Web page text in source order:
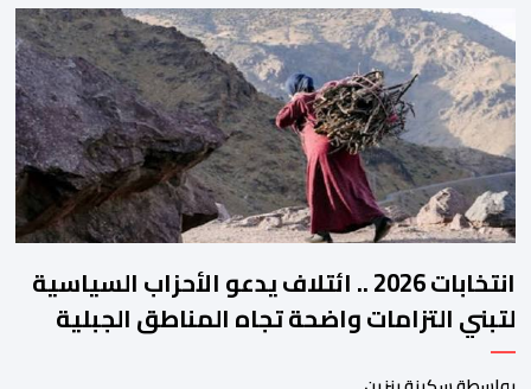
والمجالس الجهوية للهيئة إلى جانب الهيئة الوطنية. وذكر بلاغ للهيئة أن
هذه المنصة، التي تم إطلاقها في إطار استراتيجيتها الرامية إلى التحديث
والتحول الرقمي، تشكل خطوة مهمة في […]
انتخابات 2026 .. ائتلاف يدعو الأحزاب السياسية
لتبني التزامات واضحة تجاه المناطق الجبلية